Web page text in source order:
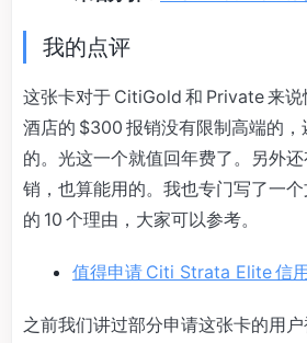
我的点评
这张卡对于 CitiGold 和 Private 来
酒店的 $300 报销没有限制高端的
的。光这一个就值回年费了。另外
销，也算能用的。我也专门写了一
的 10 个理由，大家可以参考。
值得申请 Citi Strata Elite 信
之前我们讲过部分申请这张卡的用